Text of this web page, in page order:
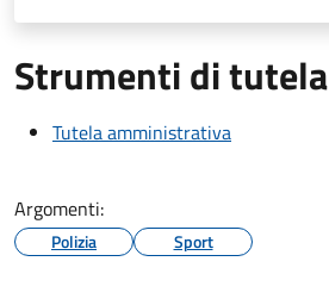
Strumenti di tutela
Tutela amministrativa
Argomenti:
Polizia Sport